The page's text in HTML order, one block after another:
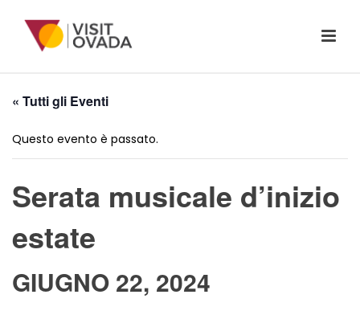
« Tutti gli Eventi
Questo evento è passato.
Serata musicale d’inizio
estate
GIUGNO 22, 2024